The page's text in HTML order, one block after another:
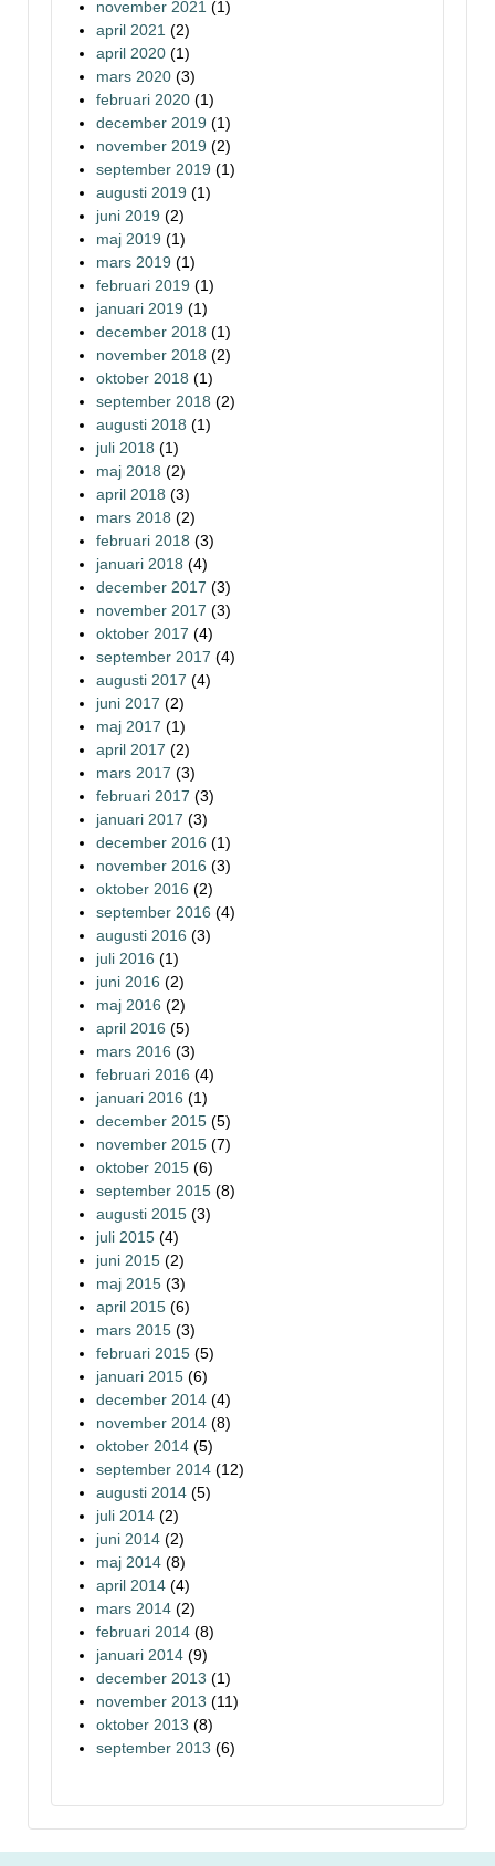
november 2021 (1)
april 2021 (2)
april 2020 (1)
mars 2020 (3)
februari 2020 (1)
december 2019 (1)
november 2019 (2)
september 2019 (1)
augusti 2019 (1)
juni 2019 (2)
maj 2019 (1)
mars 2019 (1)
februari 2019 (1)
januari 2019 (1)
december 2018 (1)
november 2018 (2)
oktober 2018 (1)
september 2018 (2)
augusti 2018 (1)
juli 2018 (1)
maj 2018 (2)
april 2018 (3)
mars 2018 (2)
februari 2018 (3)
januari 2018 (4)
december 2017 (3)
november 2017 (3)
oktober 2017 (4)
september 2017 (4)
augusti 2017 (4)
juni 2017 (2)
maj 2017 (1)
april 2017 (2)
mars 2017 (3)
februari 2017 (3)
januari 2017 (3)
december 2016 (1)
november 2016 (3)
oktober 2016 (2)
september 2016 (4)
augusti 2016 (3)
juli 2016 (1)
juni 2016 (2)
maj 2016 (2)
april 2016 (5)
mars 2016 (3)
februari 2016 (4)
januari 2016 (1)
december 2015 (5)
november 2015 (7)
oktober 2015 (6)
september 2015 (8)
augusti 2015 (3)
juli 2015 (4)
juni 2015 (2)
maj 2015 (3)
april 2015 (6)
mars 2015 (3)
februari 2015 (5)
januari 2015 (6)
december 2014 (4)
november 2014 (8)
oktober 2014 (5)
september 2014 (12)
augusti 2014 (5)
juli 2014 (2)
juni 2014 (2)
maj 2014 (8)
april 2014 (4)
mars 2014 (2)
februari 2014 (8)
januari 2014 (9)
december 2013 (1)
november 2013 (11)
oktober 2013 (8)
september 2013 (6)